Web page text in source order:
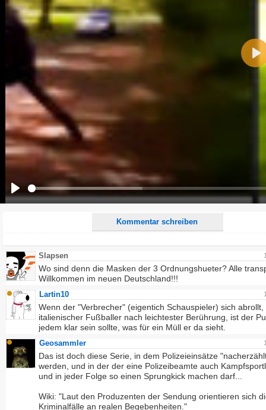
Play
Kommentar schreiben
E-Mail-Adresse (optional):
Kommentar:
Alle HTML-Tags außer <br>, <strike> und <i> werden aus Deinem Kommentar entfernt.
URLs werden automatisch umgewandelt. Bitte verwende "www." oder "http://" in URLs
Ich möchte eine E-Mail, wenn zu meinem Kommentar Antworten erscheinen.
Ich möchte eine E-Mail, wenn auf dieser Seite weitere Kommentare erscheinen.
Slapsen
Wo sind denn die Masken der 3 Ordnungshueter? Alle
Willkommen im neuen Deutschland!!!
Lartin10
Wenn der "Verbrecher" (eigentich Schauspieler) sich abrollt,
italienischer Fußballer nach leichtester Berührung, ist der
jedem klar sein sollte, was für ein Müll er da sieht.
Geosammler
Das ist doch diese Serie, in dem Polizeieinsätze
werden, und in der der eine Polizeibeamte auch
und in jeder Folge so einen Sprungkick machen darf...
Wiki: "Laut den Produzenten der Sendung orientieren sich
Kriminalfälle an realen Begebenheiten."